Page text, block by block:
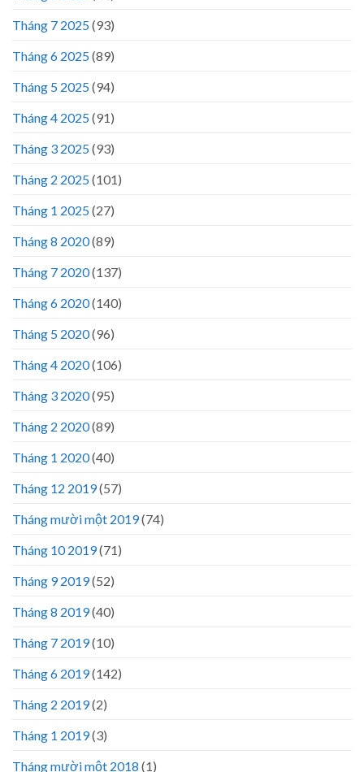
Tháng 7 2025(93)
Tháng 6 2025(89)
Tháng 5 2025(94)
Tháng 4 2025(91)
Tháng 3 2025(93)
Tháng 2 2025(101)
Tháng 1 2025(27)
Tháng 8 2020(89)
Tháng 7 2020(137)
Tháng 6 2020(140)
Tháng 5 2020(96)
Tháng 4 2020(106)
Tháng 3 2020(95)
Tháng 2 2020(89)
Tháng 1 2020(40)
Tháng 12 2019(57)
Tháng mười một 2019(74)
Tháng 10 2019(71)
Tháng 9 2019(52)
Tháng 8 2019(40)
Tháng 7 2019(10)
Tháng 6 2019(142)
Tháng 2 2019(2)
Tháng 1 2019(3)
Tháng mười một 2018 (1)